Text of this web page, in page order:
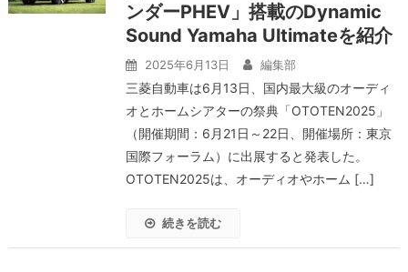
ンダーPHEV」搭載のDynamic
Sound Yamaha Ultimateを紹介
2025年6月13日 編集部
三菱自動車は6月13日、国内最大級のオーディ
オとホームシアターの祭典「OTOTEN2025」
（開催期間：6月21日～22日、開催場所：東京
国際フォーラム）に出展すると発表した。
OTOTEN2025は、オーディオやホーム […]
続きを読む